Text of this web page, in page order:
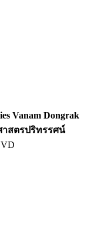
Vanam Dongrak
สตรปริทรรศน์